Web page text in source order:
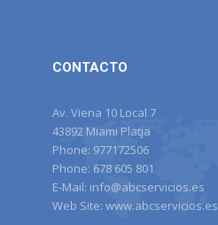
CONTACTO
Av. Viena 10 Local 7
43892 Miami Platja
Phone: 977172506
Phone: 678 605 801
E-Mail: info@abcservicios.es
Web Site: www.abcservicios.es